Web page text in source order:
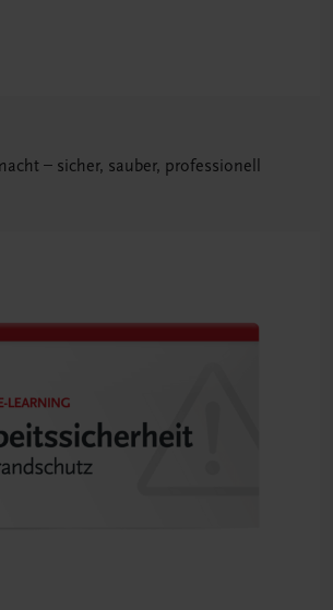
– sicher, sauber, professionell